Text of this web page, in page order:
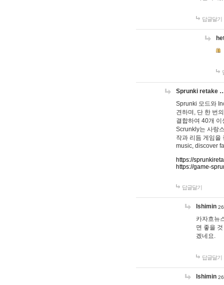
답글달기
Sprunki retake
Sprunki 모드와
견하며, 단 한 번
결합하여 40개
Scrunkly는 사랑
작과 리듬 게임을
music, discover
https://
https://game-
답글달기
lshimin
카자흐뉴
면 좋을
겠네요.
답글달기
lshimin